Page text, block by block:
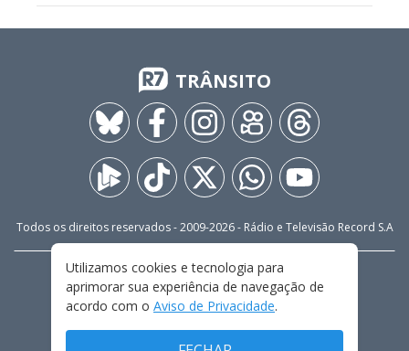
TRÂNSITO
Todos os direitos reservados - 2009-2026- Rádio e Televisão Record S.A
FALE CONOSCO
PRIVACIDADE
TERMOS E CONDIÇÕES DE USO
Utilizamos cookies e tecnologia para
aprimorar sua experiência de navegação de
acordo com o Aviso de Privacidade.